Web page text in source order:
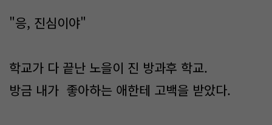
"응, 진심이야"
학교가 다 끝난 노을이 진 방과후 학교.
방금 내가 좋아하는 애한테 고백을 받았다.